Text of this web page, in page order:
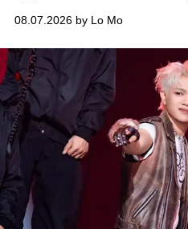
Việt Nam”, NSX Will Vũ cho
08.07.2026 by Lo Mo